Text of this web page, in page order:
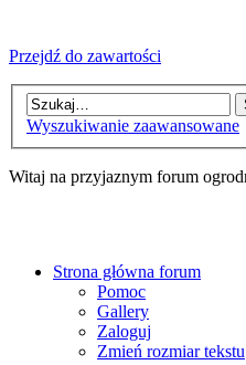
Przejdź do zawartości
Wyszukiwanie zaawansowane
Witaj na przyjaznym forum
Strona główna forum
Pomoc
Gallery
Zaloguj
Zmień rozmiar tekstu